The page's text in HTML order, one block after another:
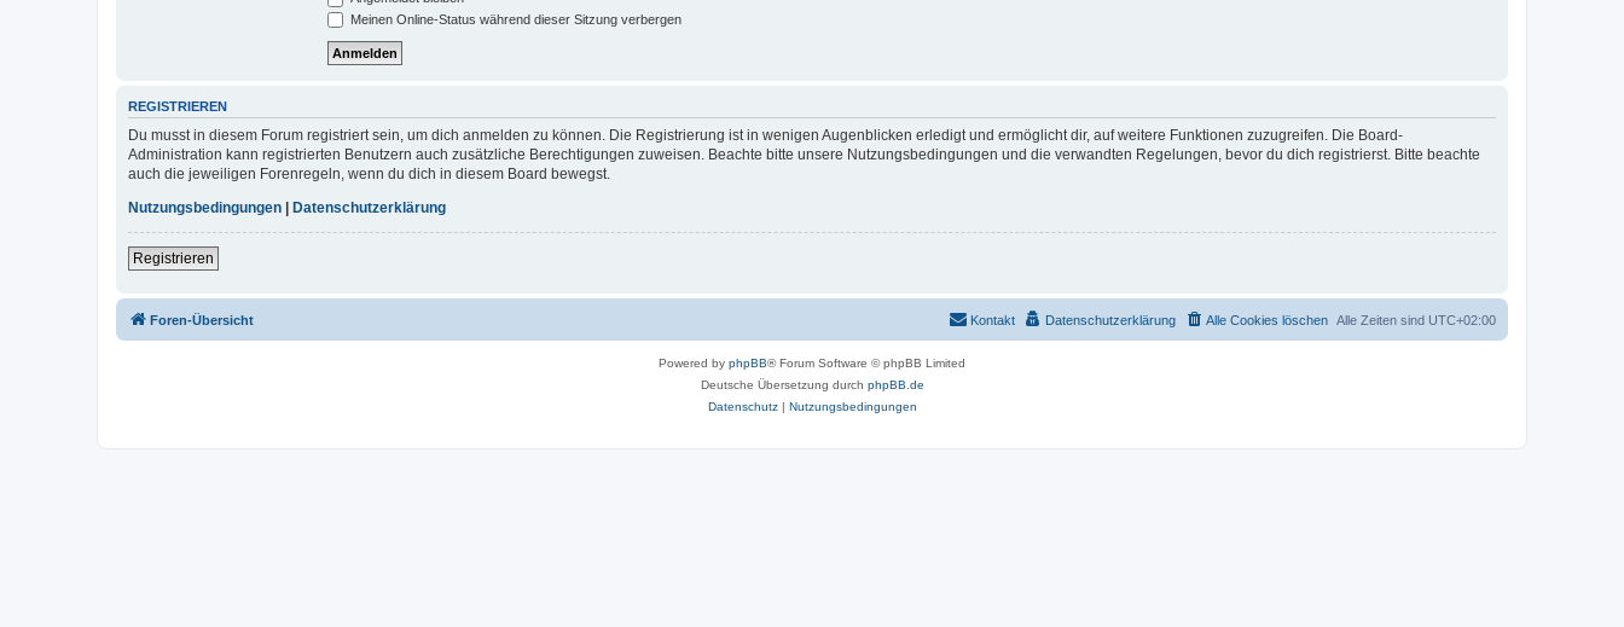
Meinen Online-Status während dieser Sitzung verbergen
REGISTRIEREN
Du musst in diesem Forum registriert sein, um dich anmelden zu können. Die Registrierung ist in wenigen Augenblicken erledigt und ermöglicht dir, auf weitere Funktionen zuzugreifen. Die Board-
Administration kann registrierten Benutzern auch zusätzliche Berechtigungen zuweisen. Beachte bitte unsere Nutzungsbedingungen und die verwandten Regelungen, bevor du dich registrierst. Bitte beachte
auch die jeweiligen Forenregeln, wenn du dich in diesem Board bewegst.
Nutzungsbedingungen | Datenschutzerklärung
Registrieren
Foren-Übersicht Alle Zeiten sind UTC+02:00
Alle Cookies löschen
Datenschutzerklärung
Kontakt
Powered by phpBB® Forum Software © phpBB Limited
Deutsche Übersetzung durch phpBB.de
Datenschutz| Nutzungsbedingungen